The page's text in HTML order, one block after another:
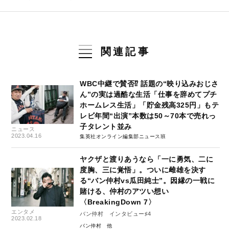
関連記事
ニュース
2023.04.16
WBC中継で賛否⁉ 話題の“映り込みおじさ
ん”の実は過酷な生活「仕事を辞めてプチ
ホームレス生活」「貯金残高325円」もテ
レビ年間“出演”本数は50～70本で売れっ
子タレント並み
集英社オンライン編集部ニュース班
エンタメ
2023.02.18
ヤクザと渡りあうなら「一に勇気、二に
度胸、三に覚悟」。ついに雌雄を決す
る“バン仲村vs瓜田純士”。因縁の一戦に
賭ける、仲村のアツい想い
〈BreakingDown 7〉
バン仲村 インタビュー♯4
バン仲村